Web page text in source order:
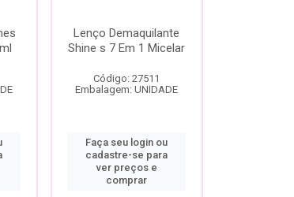
Lenço Demaquilante
Shine s 7 Em 1 Micelar
Código: 27511
Embalagem: UNIDADE
Faça seu login ou
cadastre-se para
ver preços e
comprar